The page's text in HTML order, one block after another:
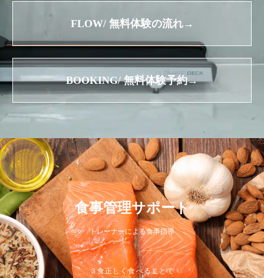
FLOW/ 無料体験の流れ→
BOOKING/ 無料体験予約→
食事管理サポート
トレーナーによる食事指導
３食正しく食べることで